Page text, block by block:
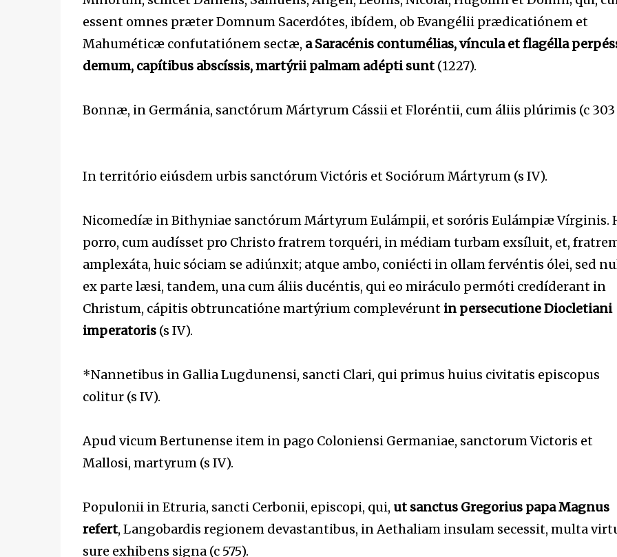
essent omnes præter Domnum Sacerdótes, ibídem, ob Evangélii prædicatiónem et
Mahuméticæ confutatiónem sectæ, a Saracénis contumélias, víncula et flagélla
demum, capítibus abscíssis, martýrii palmam adépti sunt (1227).
Bonnæ, in Germánia, sanctórum Mártyrum Cássii et Floréntii, cum áliis plúrimis (c 303
In território eiúsdem urbis sanctórum Victóris et Sociórum Mártyrum (s IV).
Nicomedíæ in Bithyniae sanctórum Mártyrum Eulámpii, et soróris Eulámpiæ Vírginis.
porro, cum audísset pro Christo fratrem torquéri, in médiam turbam exsíluit, et,
amplexáta, huic sóciam se adiúnxit; atque ambo, coniécti in ollam fervéntis ólei, sed
ex parte læsi, tandem, una cum áliis ducéntis, qui eo miráculo permóti credíderant in
Christum, cápitis obtruncatióne martýrium complevéruntin persecutione Diocletiani
imperatoris(s IV).
*Nannetibus in Gallia Lugdunensi, sancti Clari, qui primus huius civitatis episcopus
colitur (s IV).
Apud vicum Bertunense item in pago Coloniensi Germaniae, sanctorum Victoris et
Mallosi, martyrum (s IV).
Populonii in Etruria, sancti Cerbonii, episcopi, qui, ut sanctus Gregorius papa Magnus
refert, Langobardis regionem devastantibus, in Aethaliam insulam secessit, multa
sure exhibens signa (c 575).